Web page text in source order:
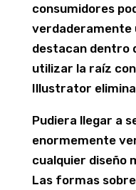
consumidores
verdaderamente
destacan dentro
utilizar la raíz
Illustrator
Pudiera llegar a
enormemente
cualquier diseño
Las formas